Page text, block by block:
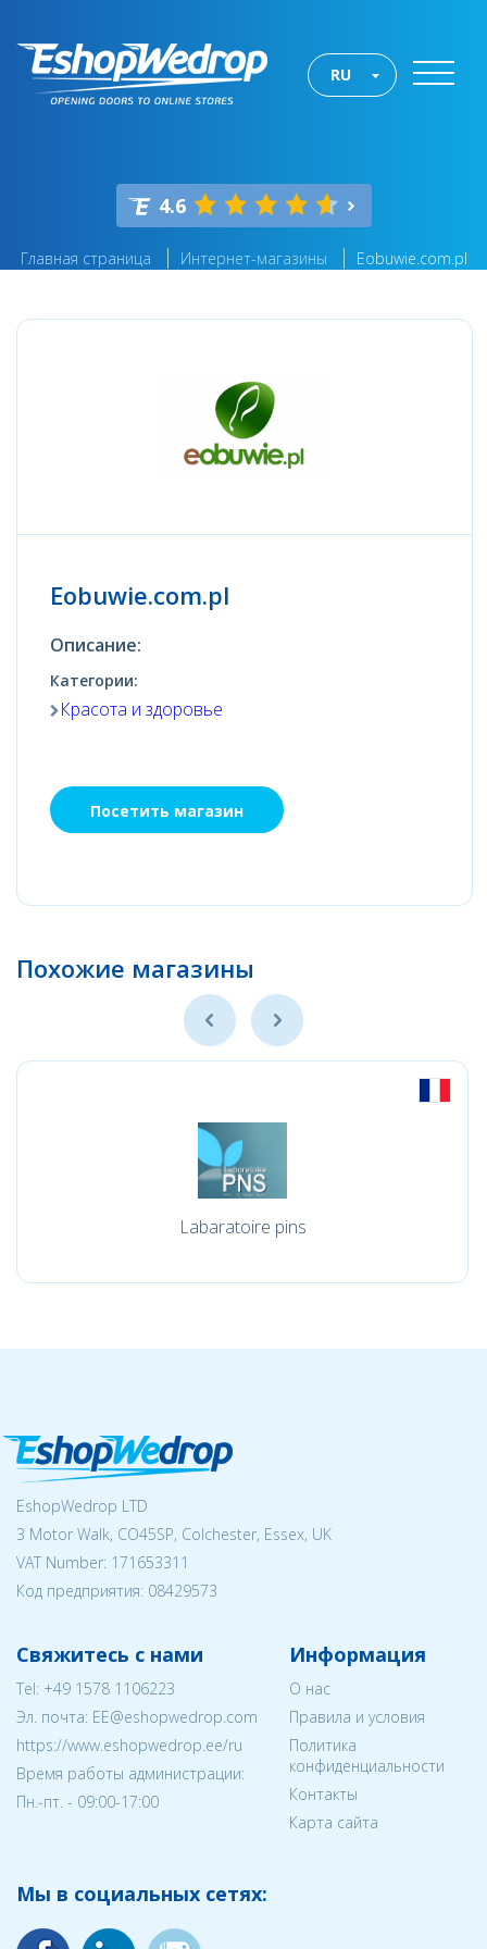
RU
4.6
Главная страница Интернет-магазины Eobuwie.com.pl
Eobuwie.com.pl
Описание:
Категории:
Красота и здоровье
Посетить магазин
Похожие магазины
Labaratoire pins
EshopWedrop LTD
3 Motor Walk, CO45SP, Colchester, Essex, UK
VAT Number: 171653311
Код предприятия: 08429573
Свяжитесь с нами
Tel: +49 1578 1106223
Эл. почта: EE@eshopwedrop.com
https://www.eshopwedrop.ee/ru
Время работы администрации:
Пн.-пт. - 09:00-17:00
Информация
О нас
Правила и условия
Политика
конфиденциальности
Контакты
Карта сайта
Мы в социальных сетях: